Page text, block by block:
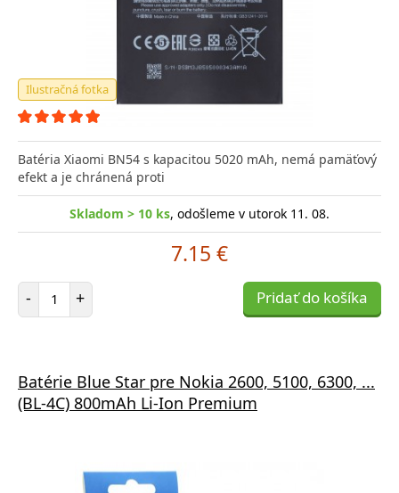
Ilustračná fotka
Batéria Xiaomi BN54 s kapacitou 5020 mAh, nemá pamäťový
efekt a je chránená proti
Skladom > 10 ks, odošleme v utorok 11. 08.
7.15 €
- Počet položiek
+ Pridať do košíka
Batérie Blue Star pre Nokia 2600, 5100, 6300, ...
(BL-4C) 800mAh Li-Ion Premium